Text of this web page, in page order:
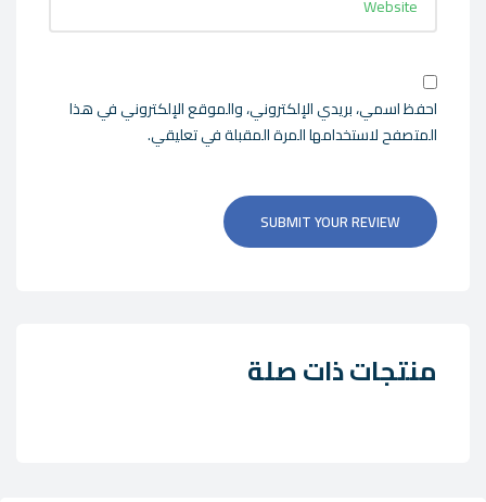
احفظ اسمي، بريدي الإلكتروني، والموقع الإلكتروني في هذا
المتصفح لاستخدامها المرة المقبلة في تعليقي.
SUBMIT YOUR REVIEW
منتجات ذات صلة